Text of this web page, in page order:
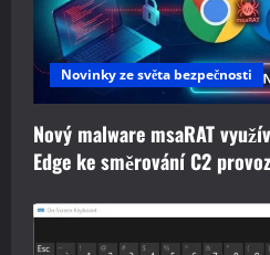
Novinky ze světa bezpečnosti
Nový malware msaRAT
Edge ke směrování C2